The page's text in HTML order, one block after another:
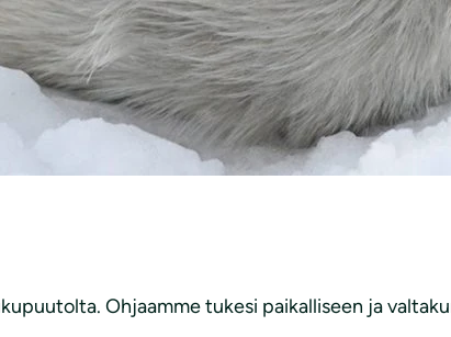
Ohjaamme tukesi paikalliseen ja